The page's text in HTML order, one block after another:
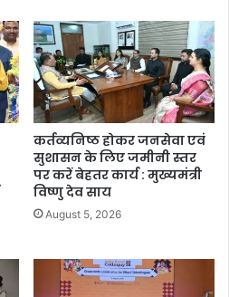
कर्तव्यनिष्ठ होकर जनसेवा एवं
सुशासन के लिए जमीनी स्तर
पर करें बेहतर कार्य : मुख्यमंत्री
विष्णु देव साय
August 5, 2026